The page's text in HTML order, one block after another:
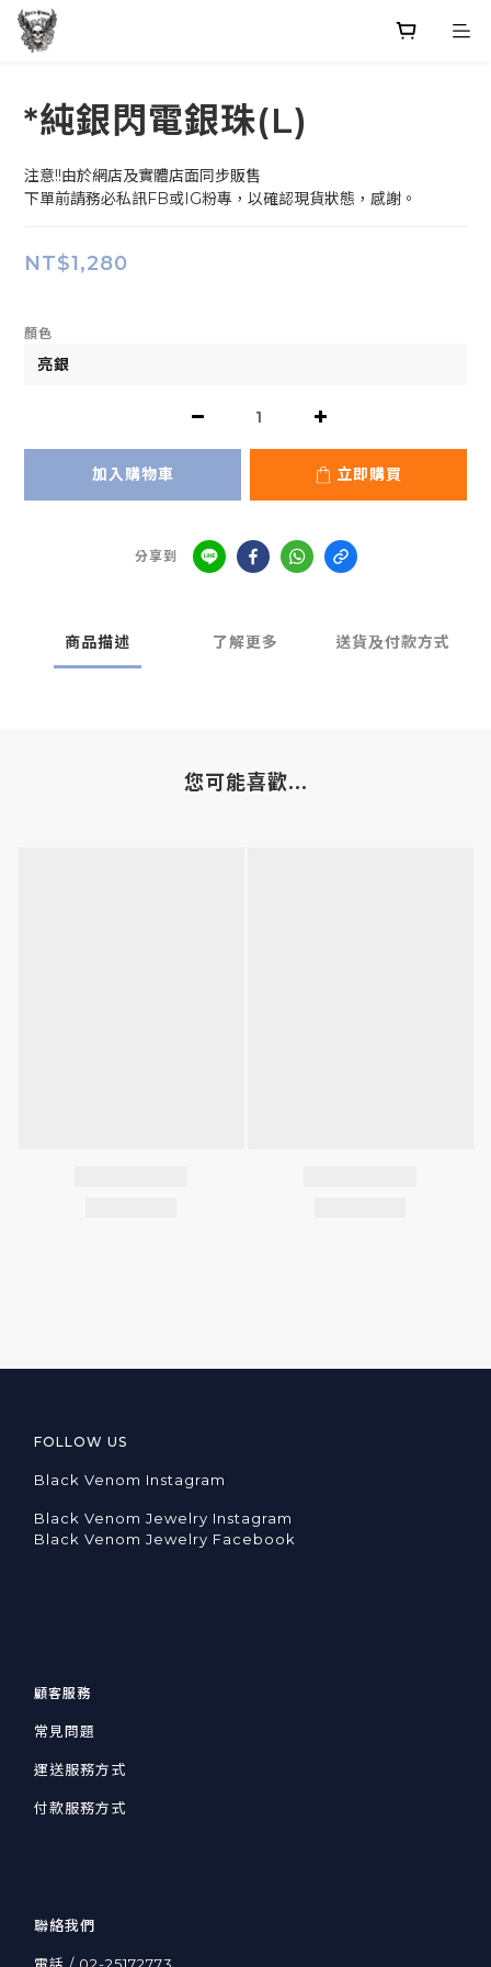
*純銀閃電銀珠(L)
注意!!由於網店及實體店面同步販售
下單前請務必私訊FB或IG粉專，以確認現貨狀態，感謝。
NT$1,280
顏色
加入購物車 立即購買
分享到
商品描述 了解更多 送貨及付款方式
您可能喜歡...
FOLLOW US
Black Venom Instagram
Black Venom Jewelry Instagram
Black Venom Jewelry Facebook
顧客服務
常見問題
運送服務方式
付款服務方式
聯絡我們
電話 / 02-25172773